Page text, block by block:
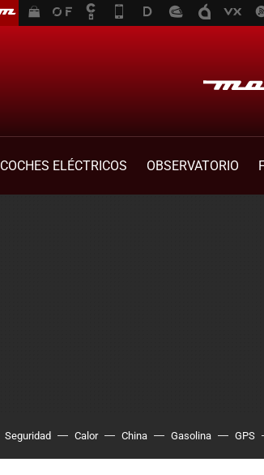
COCHES ELÉCTRICOS OBSERVATORIO
Seguridad Calor China Gasolina GPS